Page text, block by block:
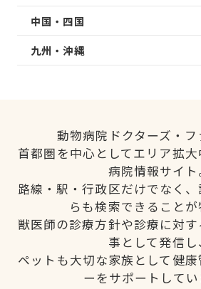
中国・四国
九州・沖縄
動物病院ドクターズ・フ
首都圏を中心としてエリア拡
病院情報サイト
路線・駅・行政区だけでなく
らも検索できることが
獣医師の診療方針や診療に対
事として発信し
ペットも大切な家族として健
ーをサポートしてい